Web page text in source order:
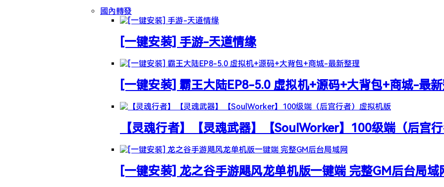
國內轉發
[一键安装] 手游-天道情缘
[一键安装] 霸王大陆EP8-5.0 虚拟机+源码+大背包+商城-最
【灵魂行者】【灵魂武器】【SoulWorker】100级端（后宫
[一键安装] 龙之谷手游飓风龙单机版一键端 完整GM后台局域